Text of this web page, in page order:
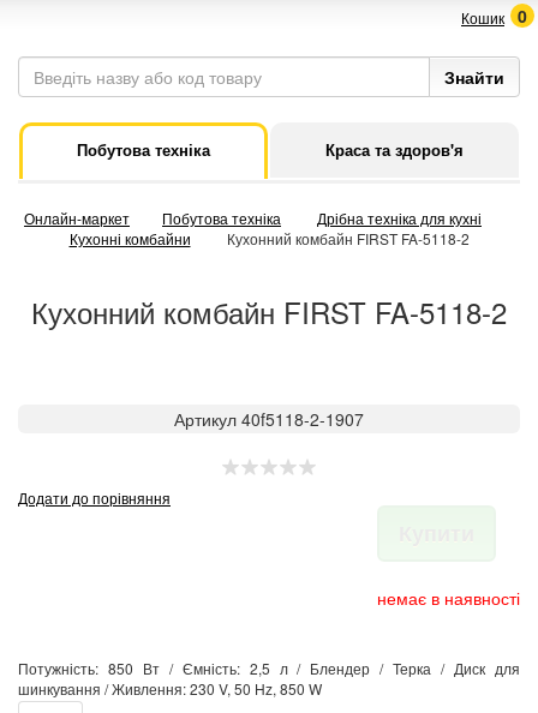
Кошик 0
Побутова техніка Краса та здоров'я
Онлайн-маркет Побутова техніка
Дрібна техніка для кухні
Кухонні комбайни
Кухонний комбайн FIRST FA-5118-2
Кухонний комбайн FIRST FA-5118-2
Артикул 40f5118-2-1907
Додати до порівняння
немає в наявності
Потужність: 850 Вт / Ємність: 2,5 л / Блендер / Терка / Диск для
шинкування / Живлення: 230 V, 50 Hz, 850 W